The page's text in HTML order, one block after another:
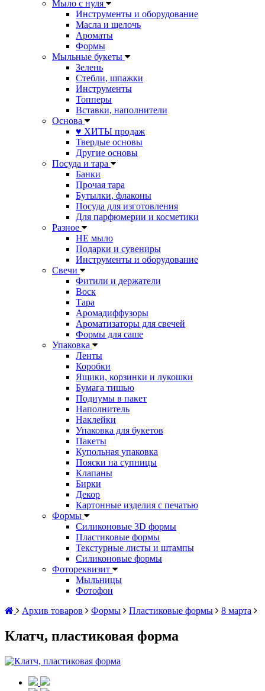
Мыло с нуля
Инструменты и оборудование
Масла и щелочь
Ароматы
Формы
Мыльные букеты
Зелень
Стебли, шпажки
Инструменты
Топперы
Вставки, наполнители
Основа
♥ ХИТЫ продаж
Твердые основы
Другие основы
Посуда и тара
Банки
Прочая тара
Бутылки, флаконы
Посуда для изготовления
Для парфюмерии и косметики
Разное
НЕ мыло
Подарки и сувениры
Инструменты и оборудование
Свечи
Фитили и держатели
Воск
Тара
Аромадиффузоры
Ароматизаторы для свечей
Формы для саше
Упаковка
Ленты
Коробки
Ящики, корзинки и лукошки
Бумага тишью
Подиумы в пакет
Наполнитель
Наклейки
Упаковка для букетов
Пакеты
Купольная упаковка
Пояски на супницы
Клапаны
Бирки
Декор
Картонные изделия с печатью
Формы
Силиконовые 3D формы
Пластиковые формы
Текстурные листы и штампы
Силиконовые формы
Фотореквизит
Мыльницы
Фотофон
Архив товаров
Формы Пластиковые формы 8 марта
Клатч, пластиковая форма